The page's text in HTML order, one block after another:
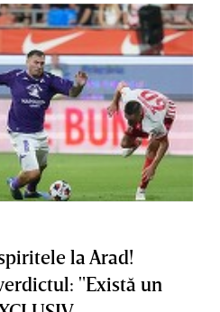
la Arad!
"Există un